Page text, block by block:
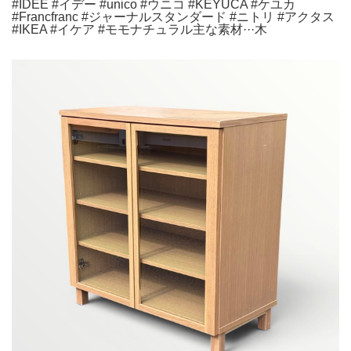
#IDEE #イデー #unico #ウニコ #KEYUCA #ケユカ
#Francfranc #ジャーナルスタンダード #ニトリ #アクタス
#IKEA #イケア #モモナチュラル主な素材···木